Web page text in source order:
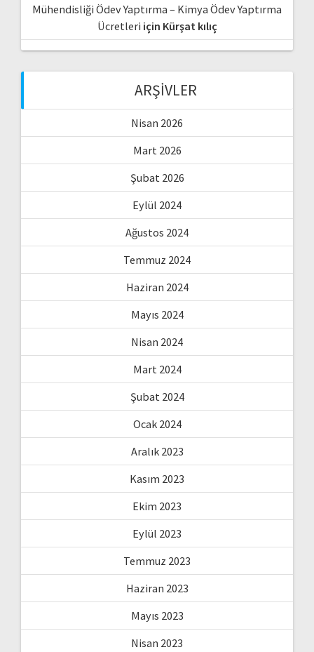
Mühendisliği Ödev Yaptırma – Kimya Ödev Yaptırma
Ücretleri için Kürşat kılıç
ARŞIVLER
Nisan 2026
Mart 2026
Şubat 2026
Eylül 2024
Ağustos 2024
Temmuz 2024
Haziran 2024
Mayıs 2024
Nisan 2024
Mart 2024
Şubat 2024
Ocak 2024
Aralık 2023
Kasım 2023
Ekim 2023
Eylül 2023
Temmuz 2023
Haziran 2023
Mayıs 2023
Nisan 2023